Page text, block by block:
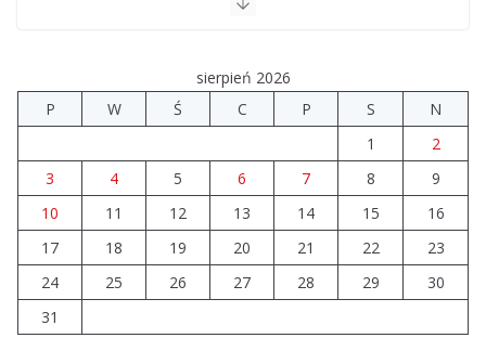
07.08.2026
Akademia Sportu rozpoczęła przygotowania do
nowego sezonu
07.08.2026
Nowy samochód zaopatrzeniowy
dla strażaków z Turku
sierpień 2026
P
W Ś C P S
N
1
2
3
4 5 6 7 8
9
10
11 12 13 14 15
16
17
18 19 20 21 22
23
24
25 26 27 28 29
30
31